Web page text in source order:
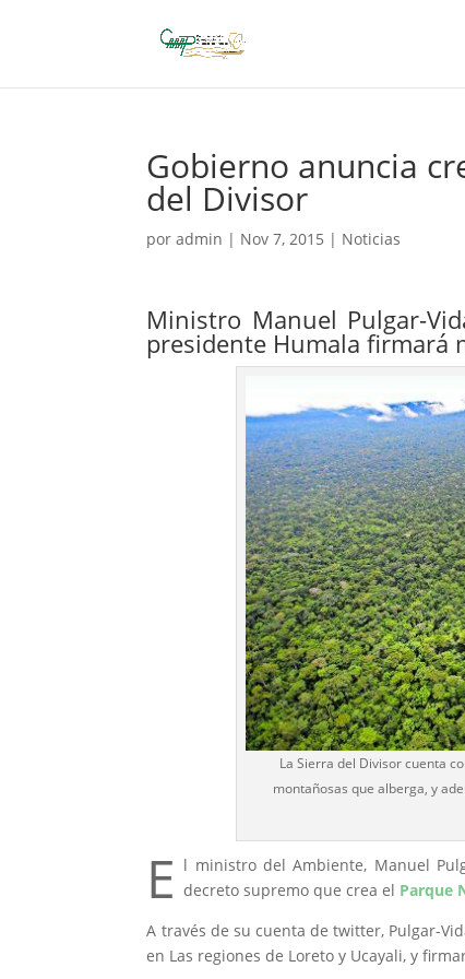
Gobierno anuncia
del Divisor
poradmin | Nov 7, 2015 | Noticias
Ministro Manuel Pulgar-
presidente Humala firmará
La Sierra del Divisor cuenta
montañosas que alberga, y
E l ministro del Ambiente, Manuel
decreto supremo que crea el Parque
A través de su cuenta de twitter, Pulgar-
en Las regiones de Loreto y Ucayali, y